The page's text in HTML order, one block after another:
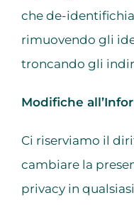
che de-
rimuovendo gli
troncando gli
Modifiche
Ci riserviamo il
cambiare la
privacy in